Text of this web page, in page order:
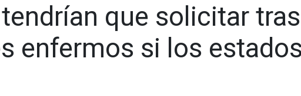
que solicitar
enfermos si los